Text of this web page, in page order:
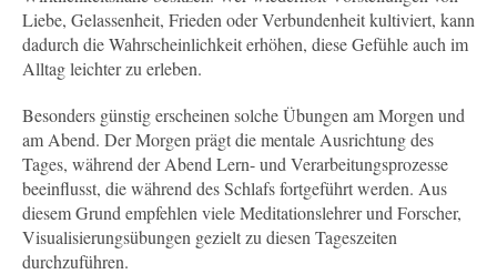
Liebe, Gelassenheit, Frieden oder Verbundenheit kultiviert, kann
dadurch die Wahrscheinlichkeit erhöhen, diese Gefühle auch im
Alltag leichter zu erleben.
Besonders günstig erscheinen solche Übungen am Morgen und
am Abend. Der Morgen prägt die mentale Ausrichtung des
Tages, während der Abend Lern- und Verarbeitungsprozesse
beeinflusst, die während des Schlafs fortgeführt werden. Aus
diesem Grund empfehlen viele Meditationslehrer und Forscher,
Visualisierungsübungen gezielt zu diesen Tageszeiten
durchzuführen.